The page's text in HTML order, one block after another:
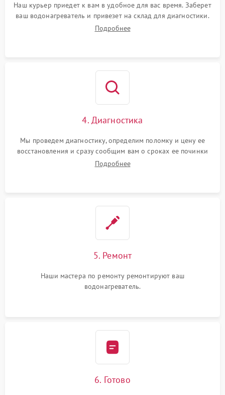
Наш курьер приедет к вам в удобное для вас время. Заберет
ваш водонагреватель и привезет на склад для диагностики.
Подробнее
4. Диагностика
Мы проведем диагностику, определим поломку и цену ее
восстановления и сразу сообщим вам о сроках ее починки
Подробнее
5. Ремонт
Наши мастера по ремонту ремонтируют ваш
водонагреватель.
6. Готово